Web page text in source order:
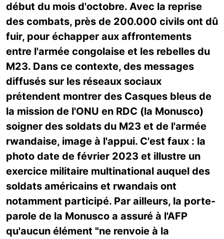
début du mois d'octobre. Avec la reprise
des combats, près de 200.000 civils ont dû
fuir, pour échapper aux affrontements
entre l'armée congolaise et les rebelles du
M23. Dans ce contexte, des messages
diffusés sur les réseaux sociaux
prétendent montrer des Casques bleus de
la mission de l'ONU en RDC (la Monusco)
soigner des soldats du M23 et de l'armée
rwandaise, image à l'appui. C'est faux : la
photo date de février 2023 et illustre un
exercice militaire multinational auquel des
soldats américains et rwandais ont
notamment participé. Par ailleurs, la porte-
parole de la Monusco a assuré à l'AFP
qu'aucun élément "ne renvoie à la